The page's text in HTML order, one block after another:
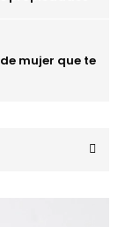
mujer que te